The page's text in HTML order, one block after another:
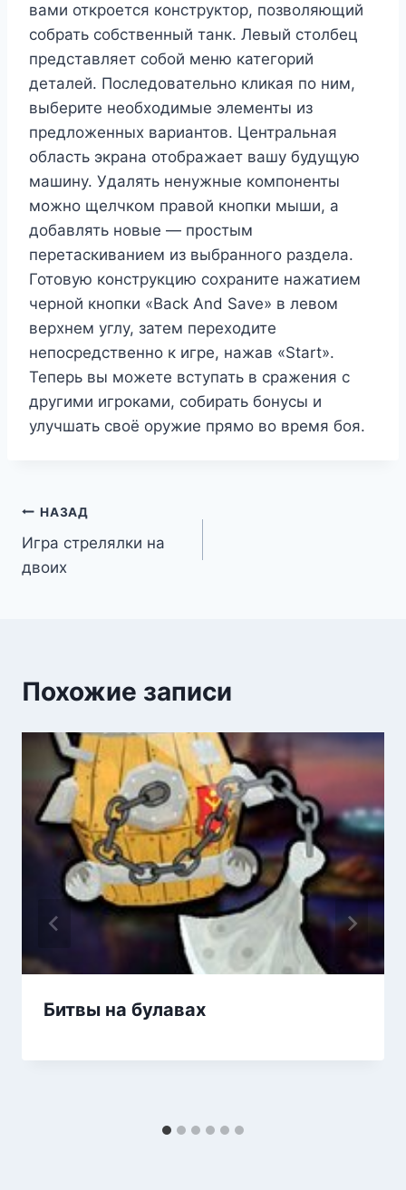
вами откроется конструктор, позволяющий
собрать собственный танк. Левый столбец
представляет собой меню категорий
деталей. Последовательно кликая по ним,
выберите необходимые элементы из
предложенных вариантов. Центральная
область экрана отображает вашу будущую
машину. Удалять ненужные компоненты
можно щелчком правой кнопки мыши, а
добавлять новые — простым
перетаскиванием из выбранного раздела.
Готовую конструкцию сохраните нажатием
черной кнопки «Back And Save» в левом
верхнем углу, затем переходите
непосредственно к игре, нажав «Start».
Теперь вы можете вступать в сражения с
другими игроками, собирать бонусы и
улучшать своё оружие прямо во время боя.
Навигация
по
НАЗАД
Игра стрелялки на
двоих
Похожие записи
Битвы на булавах